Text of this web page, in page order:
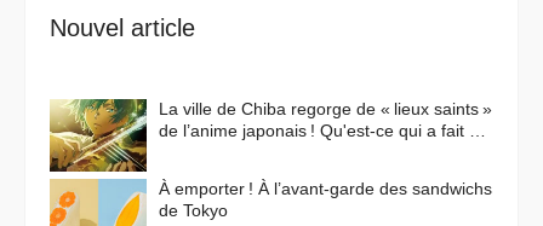
Nouvel article
La ville de Chiba regorge de « lieux saints »
de l’anime japonais ! Qu'est-ce qui a fait de
À emporter ! À l’avant-garde des sandwichs
de Tokyo